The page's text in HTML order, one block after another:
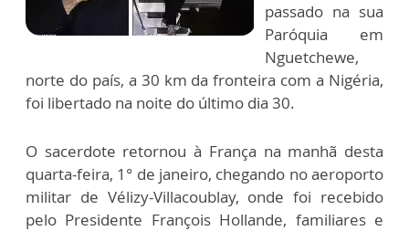
passado na sua
Paróquia em
Nguetchewe,
norte do país, a 30 km da fronteira com a Nigéria,
foi libertado na noite do último dia 30.
O sacerdote retornou à França na manhã desta
quarta-feira, 1° de janeiro, chegando no aeroporto
militar de Vélizy-Villacoublay, onde foi recebido
pelo Presidente François Hollande, familiares e